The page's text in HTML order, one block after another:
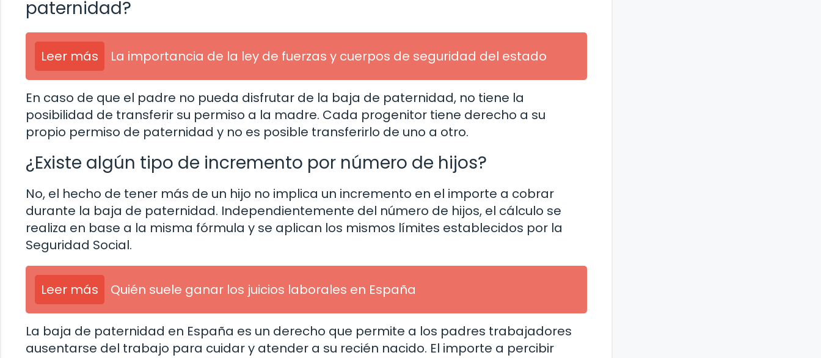
paternidad?
Leer más La importancia de la ley de fuerzas y cuerpos de seguridad del estado
En caso de que el padre no pueda disfrutar de la baja de paternidad, no tiene la
posibilidad de transferir su permiso a la madre. Cada progenitor tiene derecho a su
propio permiso de paternidad y no es posible transferirlo de uno a otro.
¿Existe algún tipo de incremento por número de hijos?
No, el hecho de tener más de un hijo no implica un incremento en el importe a cobrar
durante la baja de paternidad. Independientemente del número de hijos, el cálculo se
realiza en base a la misma fórmula y se aplican los mismos límites establecidos por la
Seguridad Social.
Leer más Quién suele ganar los juicios laborales en España
La baja de paternidad en España es un derecho que permite a los padres trabajadores
ausentarse del trabajo para cuidar y atender a su recién nacido. El importe a percibir